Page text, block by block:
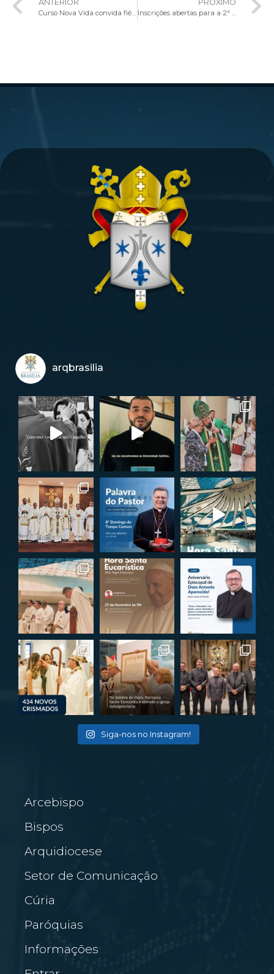
ANTERIOR
Curso Nova Vida convida fiéis a um encontro transformador com o amor de Deus
PRÓXIMO
Inscrições abertas para a 2ª Corrida da Nazaré e Santo Agostinho Run em Planaltina
arqbrasilia
Siga-nos no Instagram!
Arcebispo
Bispos
Arquidiocese
Setor de Comunicação
Cúria
Paróquias
Informações